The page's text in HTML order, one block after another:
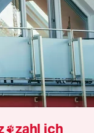
zahl ich